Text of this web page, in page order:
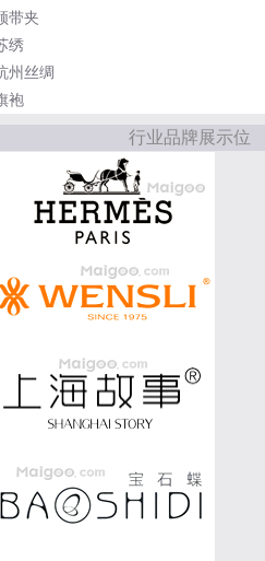
带夹
绣
州丝绸
袍
行业品牌展示位